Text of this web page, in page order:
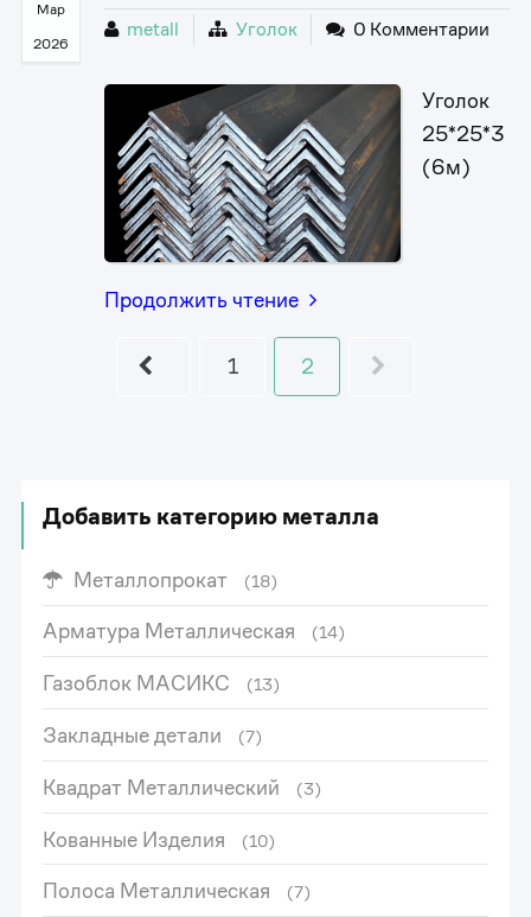
Мар
2026
metall Уголок 0 Комментарии
Уголок
25*25*3
(6м)
Продолжить чтение
1 2
Добавить категорию металла
Металлопрокат (18)
Арматура Металлическая (14)
Газоблок МАСИКС (13)
Закладные детали (7)
Квадрат Металлический (3)
Кованные Изделия (10)
Полоса Металлическая (7)